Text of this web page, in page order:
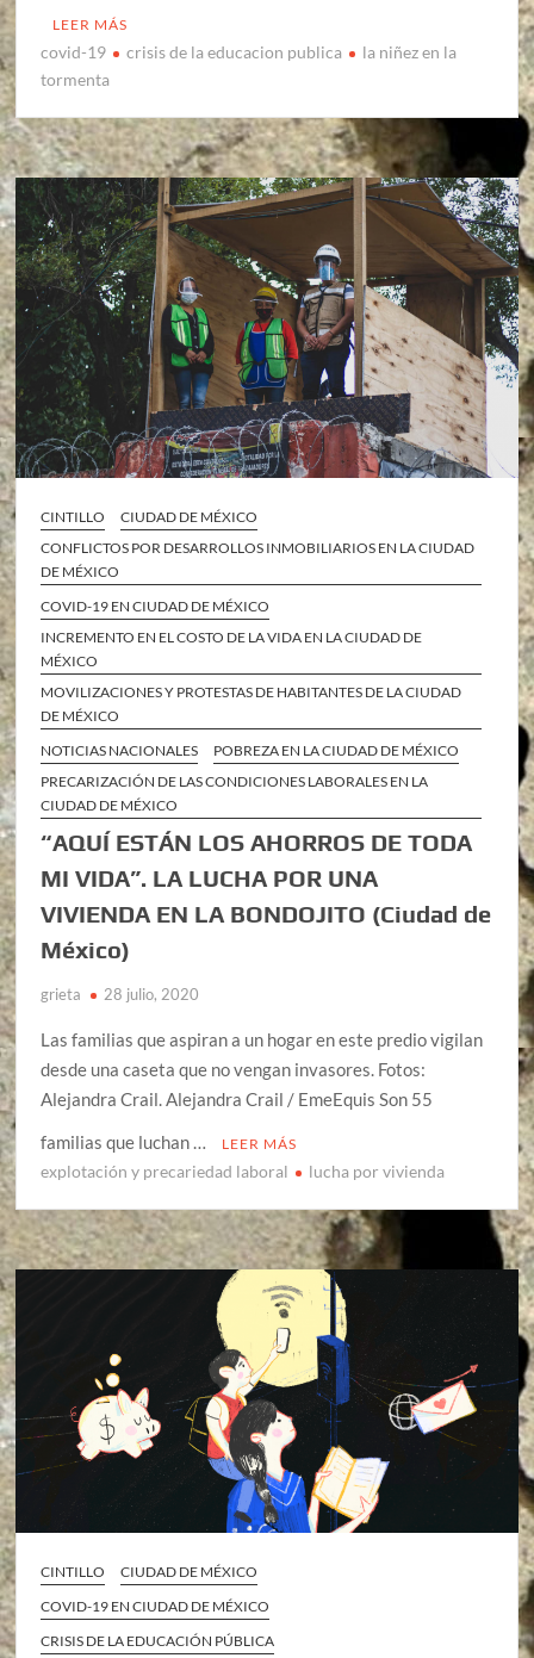
LEER MÁS
covid-19 crisis de la educacion publica
la niñez en la
tormenta
CINTILLO
CIUDAD DE MÉXICO
CONFLICTOS POR DESARROLLOS INMOBILIARIOS EN LA CIUDAD
DE MÉXICO
COVID-19 EN CIUDAD DE MÉXICO
INCREMENTO EN EL COSTO DE LA VIDA EN LA CIUDAD DE
MÉXICO
MOVILIZACIONES Y PROTESTAS DE HABITANTES DE LA CIUDAD
DE MÉXICO
NOTICIAS NACIONALES
POBREZA EN LA CIUDAD DE MÉXICO
PRECARIZACIÓN DE LAS CONDICIONES LABORALES EN LA
CIUDAD DE MÉXICO
“AQUÍ ESTÁN LOS AHORROS DE TODA
MI VIDA”. LA LUCHA POR UNA
VIVIENDA EN LA BONDOJITO (Ciudad de
México)
grieta 28 julio, 2020
Las familias que aspiran a un hogar en este predio vigilan
desde una caseta que no vengan invasores. Fotos:
Alejandra Crail. Alejandra Crail / EmeEquis Son 55
familias que luchan …
LEER MÁS
explotación y precariedad laboral lucha por vivienda
CINTILLO
CIUDAD DE MÉXICO
COVID-19 EN CIUDAD DE MÉXICO
CRISIS DE LA EDUCACIÓN PÚBLICA